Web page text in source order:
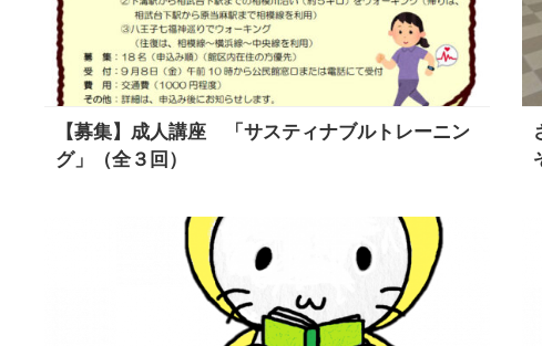
【募集】成人講座 「サスティナブルトレーニン
グ」（全３回）